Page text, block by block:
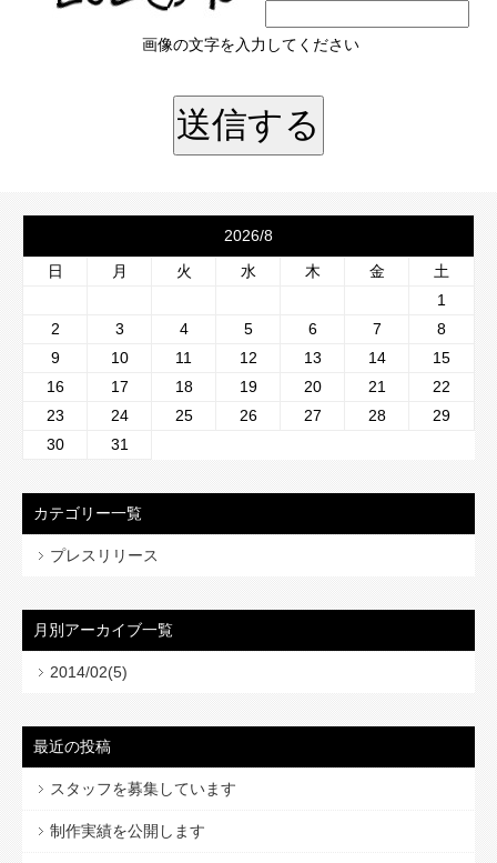
画像の文字を入力してください
2026/8
日
月 火 水 木 金
土
1
2
3 4 5 6 7
8
9
10 11 12 13 14
15
16
17 18 19 20 21
22
23
24 25 26 27 28
29
30
31
カテゴリー一覧
プレスリリース
月別アーカイブ一覧
2014/02(5)
最近の投稿
スタッフを募集しています
制作実績を公開します